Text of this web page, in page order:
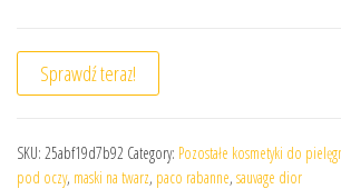
Sprawdź teraz!
SKU: 25abf19d7b92 Category: Pozostałe kosmetyki do
pod oczy, maski na twarz, paco rabanne, sauvage dior